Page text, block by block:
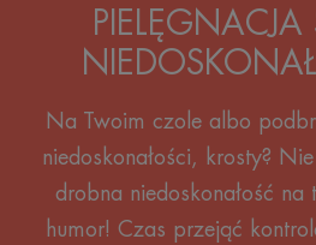
PIELĘGNACJA
Na Twoim czole albo
niedoskonałości, krosty?
drobna niedoskonałość na
humor! Czas przejąć